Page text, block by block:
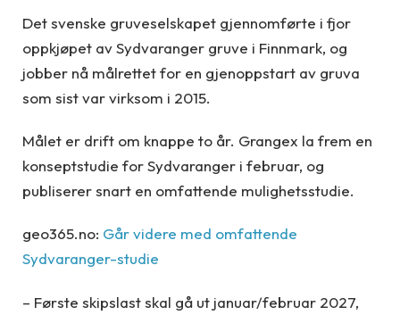
Det svenske gruveselskapet gjennomførte i fjor
oppkjøpet av Sydvaranger gruve i Finnmark, og
jobber nå målrettet for en gjenoppstart av gruva
som sist var virksom i 2015.
Målet er drift om knappe to år. Grangex la frem en
konseptstudie for Sydvaranger i februar, og
publiserer snart en omfattende mulighetsstudie.
geo365.no: Går videre med omfattende
Sydvaranger-studie
– Første skipslast skal gå ut januar/februar 2027,